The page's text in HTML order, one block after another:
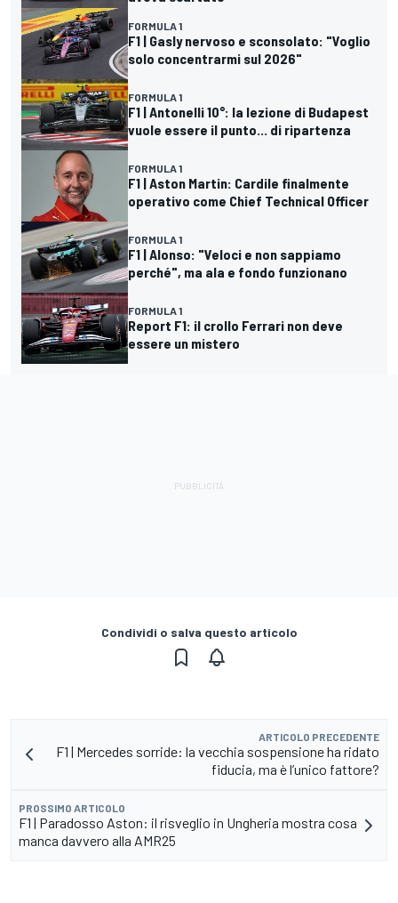
FORMULA 1
F1 | Gasly nervoso e sconsolato: "Voglio
solo concentrarmi sul 2026"
FORMULA 1
F1 | Antonelli 10°: la lezione di Budapest
vuole essere il punto... di ripartenza
FORMULA 1
F1 | Aston Martin: Cardile finalmente
operativo come Chief Technical Officer
FORMULA 1
F1 | Alonso: "Veloci e non sappiamo
perché", ma ala e fondo funzionano
FORMULA 1
Report F1: il crollo Ferrari non deve
essere un mistero
Condividi o salva questo articolo
ARTICOLO PRECEDENTE
F1 | Mercedes sorride: la vecchia sospensione ha ridato
fiducia, ma è l’unico fattore?
PROSSIMO ARTICOLO
F1 | Paradosso Aston: il risveglio in Ungheria mostra cosa
manca davvero alla AMR25